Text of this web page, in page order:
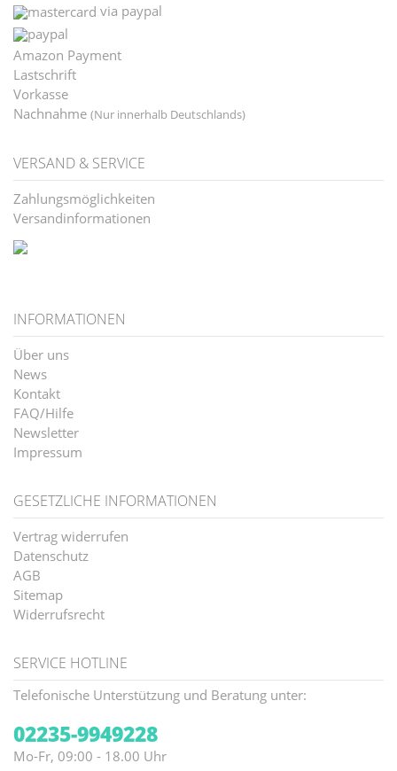
via paypal
Amazon Payment
Lastschrift
Vorkasse
Nachnahme (Nur innerhalb Deutschlands)
VERSAND & SERVICE
Zahlungsmöglichkeiten
Versandinformationen
INFORMATIONEN
Über uns
News
Kontakt
FAQ/Hilfe
Newsletter
Impressum
GESETZLICHE INFORMATIONEN
Vertrag widerrufen
Datenschutz
AGB
Sitemap
Widerrufsrecht
SERVICE HOTLINE
Telefonische Unterstützung und Beratung unter:
02235-9949228
Mo-Fr, 09:00 - 18.00 Uhr